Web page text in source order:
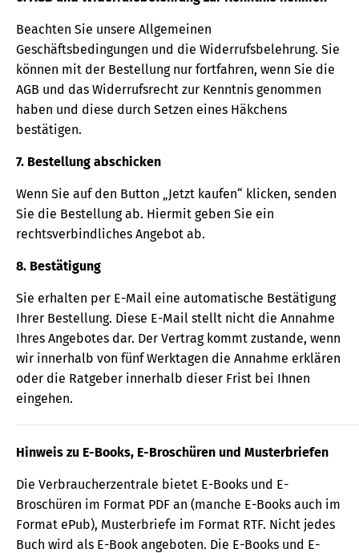
Beachten Sie unsere Allgemeinen
Geschäftsbedingungen und die Widerrufsbelehrung. Sie
können mit der Bestellung nur fortfahren, wenn Sie die
AGB und das Widerrufsrecht zur Kenntnis genommen
haben und diese durch Setzen eines Häkchens
bestätigen.
7. Bestellung abschicken
Wenn Sie auf den Button „Jetzt kaufen“ klicken, senden
Sie die Bestellung ab. Hiermit geben Sie ein
rechtsverbindliches Angebot ab.
8. Bestätigung
Sie erhalten per E-Mail eine automatische Bestätigung
Ihrer Bestellung. Diese E-Mail stellt nicht die Annahme
Ihres Angebotes dar. Der Vertrag kommt zustande, wenn
wir innerhalb von fünf Werktagen die Annahme erklären
oder die Ratgeber innerhalb dieser Frist bei Ihnen
eingehen.
Hinweis zu E-Books, E-Broschüren und Musterbriefen
Die Verbraucherzentrale bietet E-Books und E-
Broschüren im Format PDF an (manche E-Books auch im
Format ePub), Musterbriefe im Format RTF. Nicht jedes
Buch wird als E-Book angeboten. Die E-Books und E-